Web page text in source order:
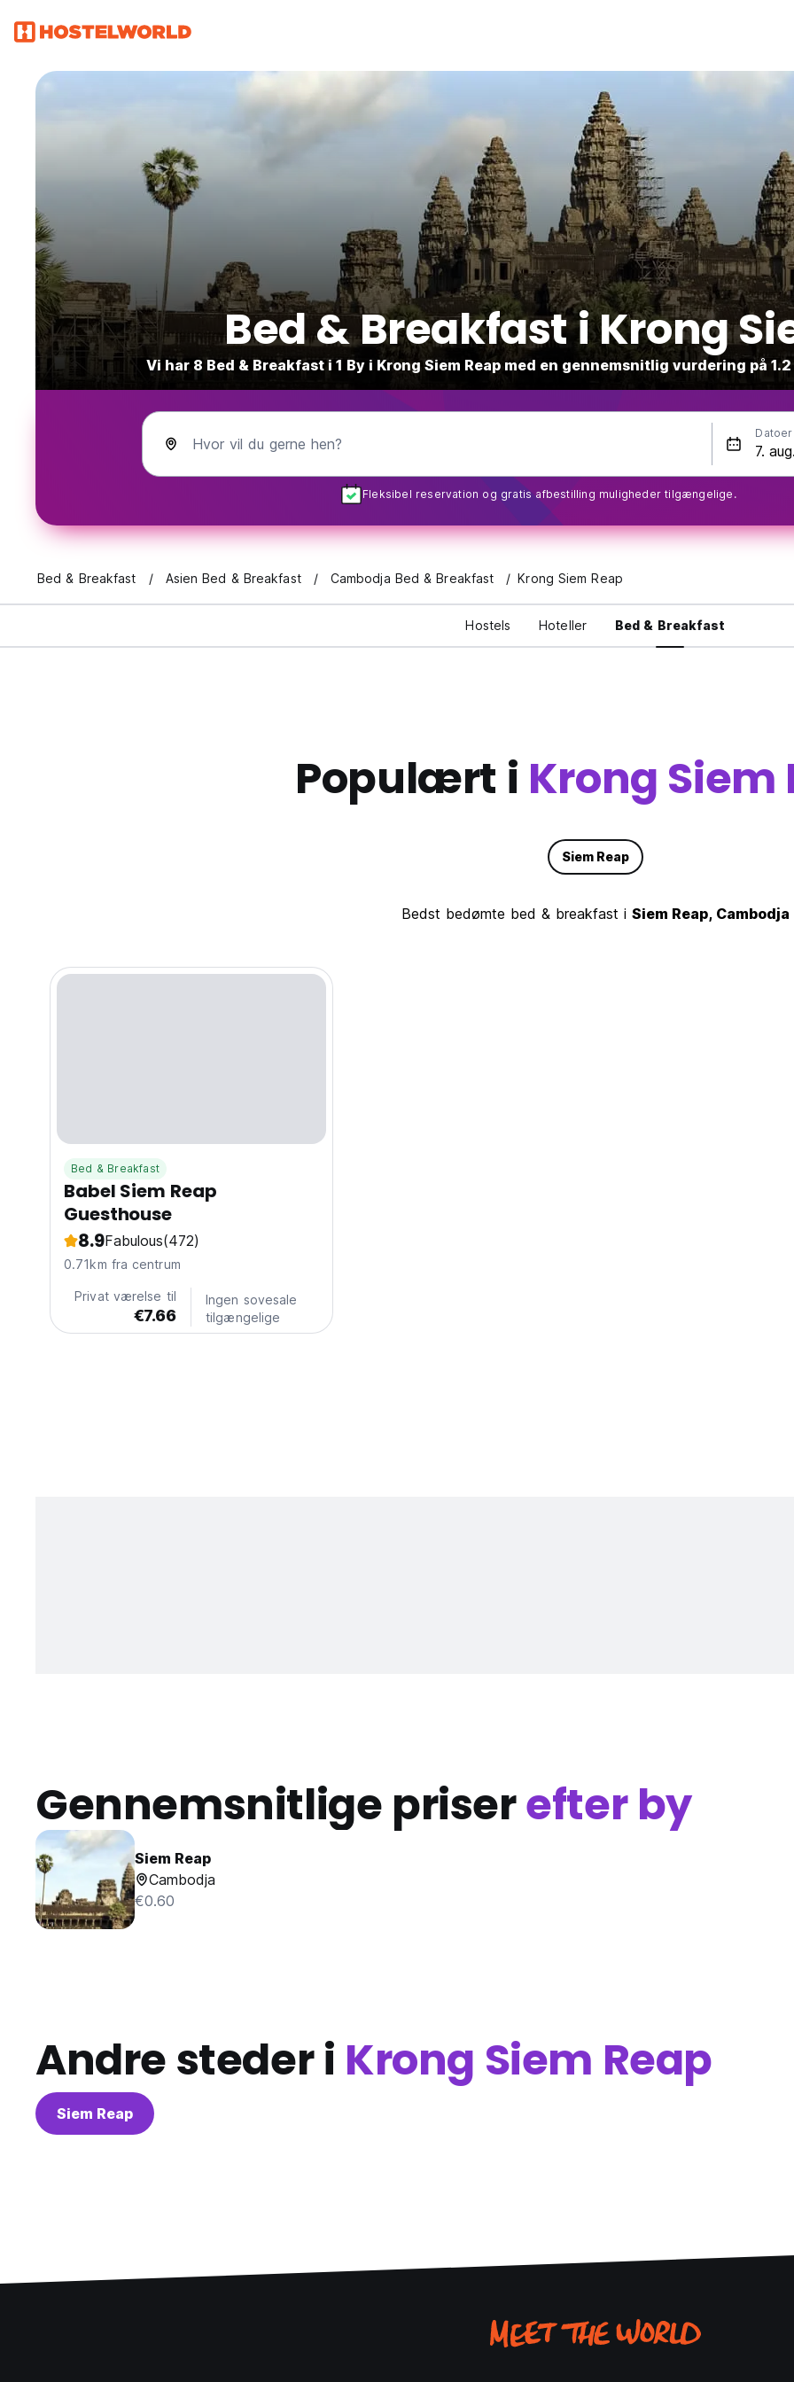
Bed & Breakfast i Krong
Vi har 8 Bed & Breakfast i 1 By i Krong Siem Reap med en gennemsnitlig vurdering på
Hvor vil du gerne hen?
Datoer
Fleksibel reservation og gratis afbestilling muligheder tilgængelige.
Bed & Breakfast Asien Bed & Breakfast Cambodja Bed & Breakfast Krong Siem Reap
Hostels Hoteller Bed & Breakfast
Populært i Krong Siem
Siem Reap
Bedst bedømte bed & breakfast i Siem Reap, Cambodja
Bed & Breakfast
Babel Siem Reap
Guesthouse
8.9Fabulous(472)
0.71km fra centrum
Privat værelse til
€7.66
Ingen sovesale
tilgængelige
Gennemsnitlige priserefter by
Siem Reap
Cambodja
€0.60
Andre steder i Krong Siem Reap
Siem Reap